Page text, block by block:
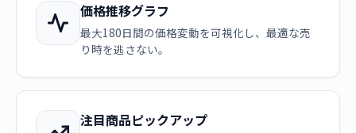
価格推移グラフ
最大180日間の価格変動を可視化し、最適な売
り時を逃さない。
注目商品ピックアップ